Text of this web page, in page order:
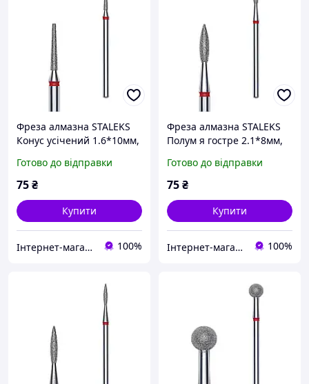
Фреза алмазна STALEKS
Конус усічений 1.6*10мм,
Готово до відправки
75₴
Купити
Інтернет-магазин ZakharenkoStudio 100%
Фреза алмазна STALEKS
Полум я гостре 2.1*8мм,
Готово до відправки
75₴
Купити
Інтернет-магазин ZakharenkoStudio 100%